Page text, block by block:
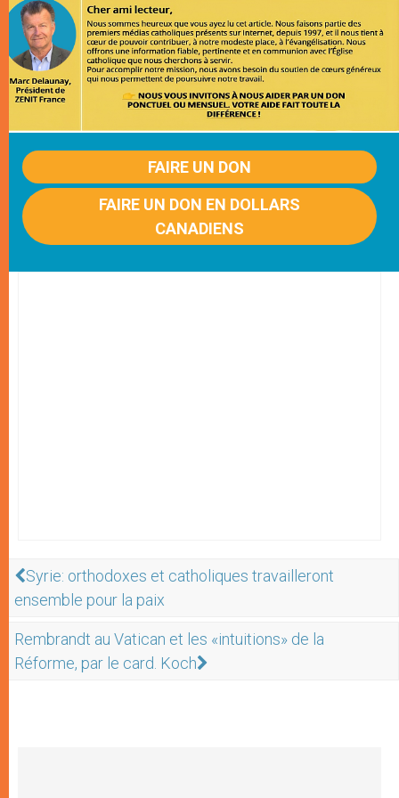
FAIRE UN DON
FAIRE UN DON EN DOLLARS
CANADIENS
Syrie: orthodoxes et catholiques travailleront
ensemble pour la paix
Rembrandt au Vatican et les «intuitions» de la
Réforme, par le card. Koch